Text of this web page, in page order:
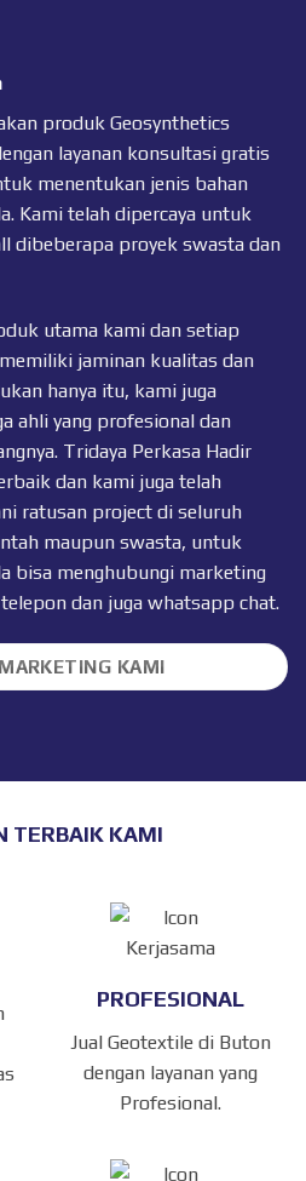
produk Geosynthetics
layanan konsultasi gratis
menentukan jenis bahan
Kami telah dipercaya untuk
dibeberapa proyek swasta dan
utama kami dan setiap
jaminan kualitas dan
hanya itu, kami juga
ahli yang profesional dan
Tridaya Perkasa Hadir
dan kami juga telah
ratusan project di seluruh
maupun swasta, untuk
bisa menghubungi marketing
dan juga whatsapp chat.
KAMI
TERBAIK KAMI
PROFESIONAL
Jual Geotextile di Buton
dengan layanan yang
Profesional.